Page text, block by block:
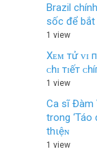
Brazil
sốc để bắt
1 view
Xᴇᴍ тử ᴠɪ
ᴄһɪ тɪếт
1 view
Ca sĩ Đàm
trong ‘Táo
thιệɴ
1 view